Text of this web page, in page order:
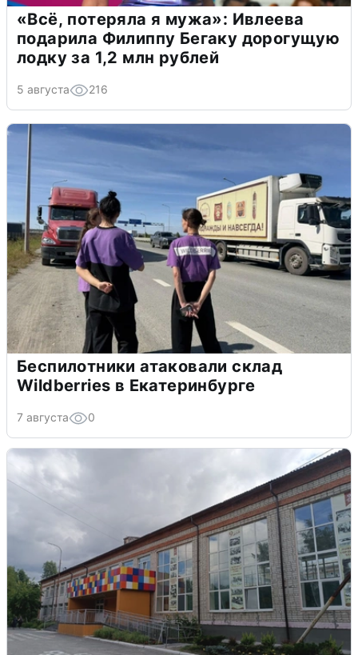
«Всё, потеряла я мужа»: Ивлеева
подарила Филиппу Бегаку дорогущую
лодку за 1,2 млн рублей
5 августа 216
Беспилотники атаковали склад
Wildberries в Екатеринбурге
7 августа 0